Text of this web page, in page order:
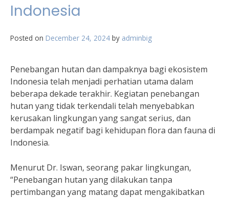
Indonesia
Posted on December 24, 2024 by adminbig
Penebangan hutan dan dampaknya bagi ekosistem
Indonesia telah menjadi perhatian utama dalam
beberapa dekade terakhir. Kegiatan penebangan
hutan yang tidak terkendali telah menyebabkan
kerusakan lingkungan yang sangat serius, dan
berdampak negatif bagi kehidupan flora dan fauna di
Indonesia.
Menurut Dr. Iswan, seorang pakar lingkungan,
“Penebangan hutan yang dilakukan tanpa
pertimbangan yang matang dapat mengakibatkan